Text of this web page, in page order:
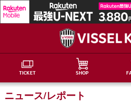
TICKET SHOP
ニュース/レポート